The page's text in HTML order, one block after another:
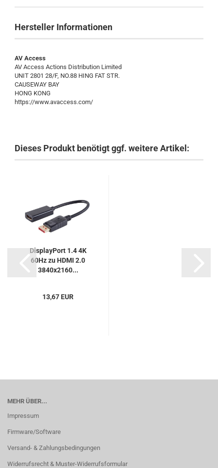
Hersteller Informationen
AV Access
AV Access Actions Distribution Limited
UNIT 2801 28/F, NO.88 HING FAT STR.
CAUSEWAY BAY
HONG KONG
https://www.avaccess.com/
Dieses Produkt benötigt ggf. weitere Artikel:
DisplayPort 1.4 4K
60Hz zu HDMI 2.0
3840x2160...
13,67 EUR
MEHR ÜBER...
Impressum
Firmware/Software
Versand- & Zahlungsbedingungen
Widerrufsrecht & Muster-Widerrufsformular